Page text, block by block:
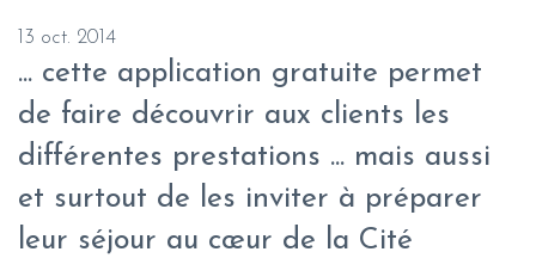
13 oct. 2014
... cette application gratuite permet
de faire découvrir aux clients les
différentes prestations ... mais aussi
et surtout de les inviter à préparer
leur séjour au cœur de la Cité